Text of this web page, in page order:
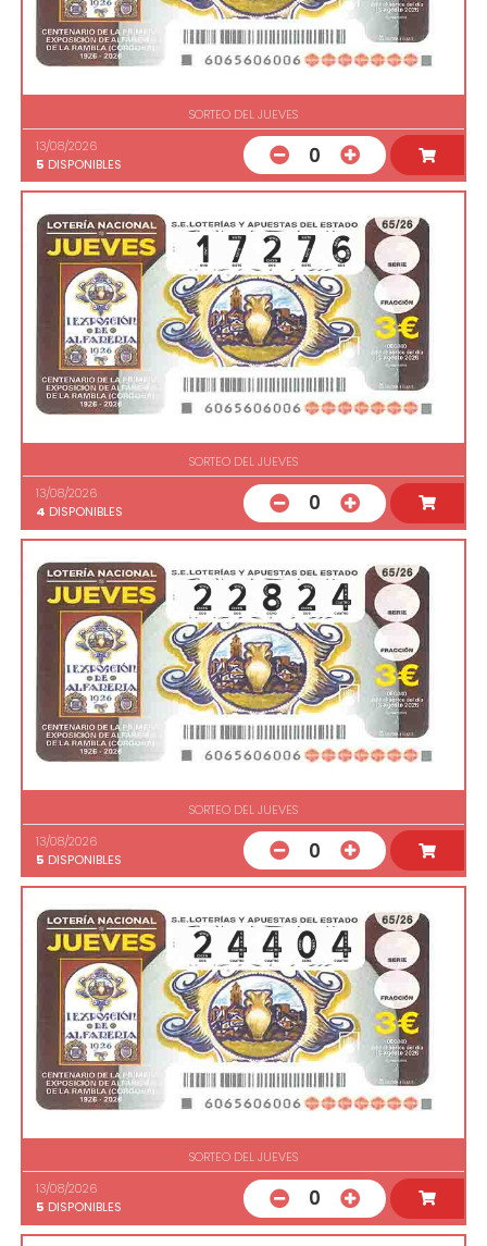
SORTEO DEL JUEVES
13/08/2026
5 DISPONIBLES 0
SORTEO DEL JUEVES
13/08/2026
4 DISPONIBLES 0
SORTEO DEL JUEVES
13/08/2026
5 DISPONIBLES 0
SORTEO DEL JUEVES
13/08/2026
5 DISPONIBLES 0